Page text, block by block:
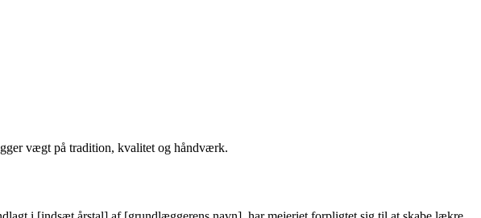
vægt på tradition, kvalitet og håndværk.